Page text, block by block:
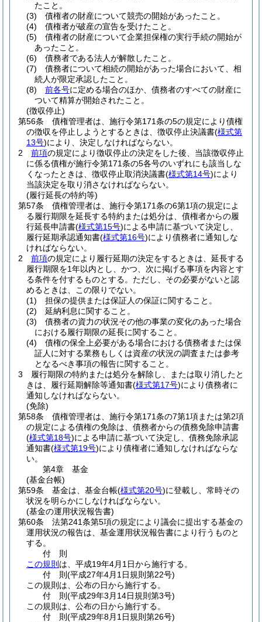
たこと。
(3)
債権者の財産について競売の開始があったこと。
(4)
債権者が破産の宣告を受けたこと。
(5)
債権者の財産について企業担保権の実行手続の開始が
あったこと。
(6)
債務者である法人が解散したこと。
(7)
債務者について相続の開始があった場合において、相
続人が限定承認したこと。
(8)
前各号に定める場合のほか、債務者のすべての財産に
ついて精算が開始されたこと。
(徴収停止)
第56条
債権管理者は、施行令第171条の5の規定により債権
の徴収を停止しようとするときは、徴収停止決議書(様式第
13号)により、決定しなければならない。
2
前項の規定により徴収停止の決定をした後、当該徴収停止
に係る債権が施行令第171条の5各号のいずれにも該当しな
くなったときは、徴収停止取消決議書(様式第14号)により
当該決定を取り消さなければならない。
(履行延長の特約等)
第57条
債権管理者は、施行令第171条の6第1項の規定によ
る履行期限を延長する特約または処分は、債権者からの履
行延長申請書(様式第15号)による申請に基づいて決定し、
履行延期承認通知書(様式第16号)により債務者に通知しな
ければならない。
2
前項の規定により履行延期の決定をするときは、延長する
履行期限を1年以内とし、かつ、次に掲げる事項を内容とす
る条件を付するものとする。 ただし、その必要がないと認
めるときは、この限りでない。
(1)
担保の提供または保証人の保証に関すること。
(2)
延納利息に関すること。
(3)
債務者の資力の状況その他の事業の変化のあった場合
における履行期限の延長に関すること。
(4)
債権の保全上必要がある場合における債務者または保
証人に対する業務もしくは資産の状況の調査または参考
となるべき事項の報告に関すること。
3
履行期限の特約または処分を解除し、または取り消したと
きは、履行延期解除等通知書(様式第17号)により債務者に
通知しなければならない。
(免除)
第58条
債権管理者は、施行令第171条の7第1項または第2項
の規定による債権の免除は、債務者からの債務免除申請書
(様式第18号)による申請に基づいて決定し、債務免除承認
通知書(様式第19号)により債権者に通知しなければならな
い。
第4章
基金
(基金台帳)
第59条
基金は、基金台帳(様式第20号)に登載し、常時その
状況を明らかにしなければならない。
(基金の運用状況報告書)
第60条
法第241条第5項の規定により議会に提出する基金の
運用状況の報告は、基金運用状況報告書により行うものと
する。
付 則
この規則 は、平成19年4月1日から施行する。
付 則(平成27年4月1日規則第22号)
この規則は、公布の日から施行する。
付 則(平成29年3月14日規則第3号)
この規則は、公布の日から施行する。
付 則(平成29年8月1日規則第26号)